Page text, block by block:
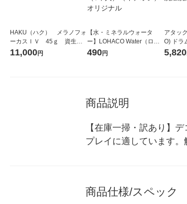
HAKU（ハク） メラノフォ
ーカスＩＶ 45ｇ 資生
堂 おまけ付き
11,000円
【水・ミネラルウォータ
ー】LOHACO Water（ロハ
コウォーター）2L ラベルレ
490円
アタッ
O) ドラ
ガジャ
5,820
商品説明
【在庫一掃・訳あり】
プレイに適しています。
商品仕様/スペック